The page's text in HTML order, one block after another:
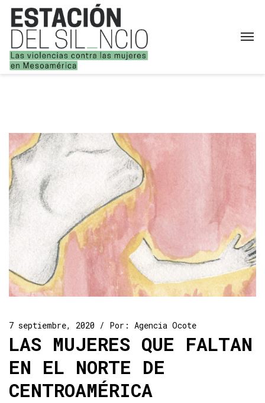
7 septiembre, 2020 Por: Agencia Ocote
LAS MUJERES QUE FALTAN
EN EL NORTE DE
CENTROAMÉRICA